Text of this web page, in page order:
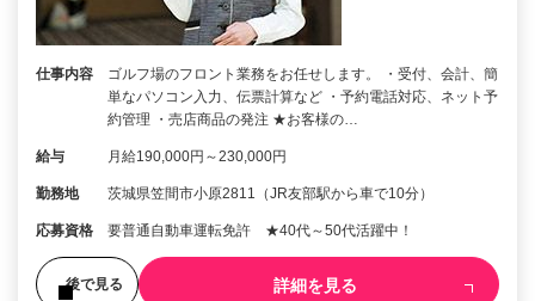
仕事内容
ゴルフ場のフロント業務をお任せします。 ・受付、会計、簡
単なパソコン入力、伝票計算など ・予約電話対応、ネット予
約管理 ・売店商品の発注 ★お客様の…
給与 月給190,000円～230,000円
勤務地 茨城県笠間市小原2811（JR友部駅から車で10分）
応募資格 要普通自動車運転免許 ★40代～50代活躍中！
後で見る 詳細を見る